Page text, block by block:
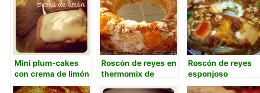
Mini plum-cakes
con crema de limón
Roscón de reyes en
thermomix de
Mafalda
Roscón de reyes
esponjoso